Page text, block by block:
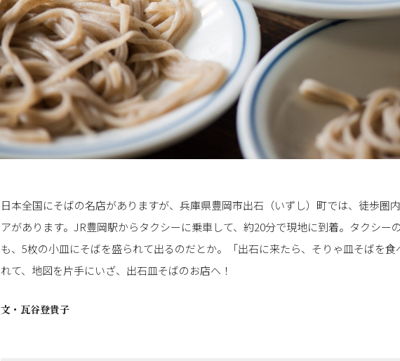
日本全国にそばの名店がありますが、兵庫県豊岡市出石（いずし）町では、徒歩圏
アがあります。JR豊岡駅からタクシーに乗車して、約20分で現地に到着。タクシー
も、5枚の小皿にそばを盛られて出るのだとか。「出石に来たら、そりゃ皿そばを
れて、地図を片手にいざ、出石皿そばのお店へ！
文・ 瓦谷登貴子